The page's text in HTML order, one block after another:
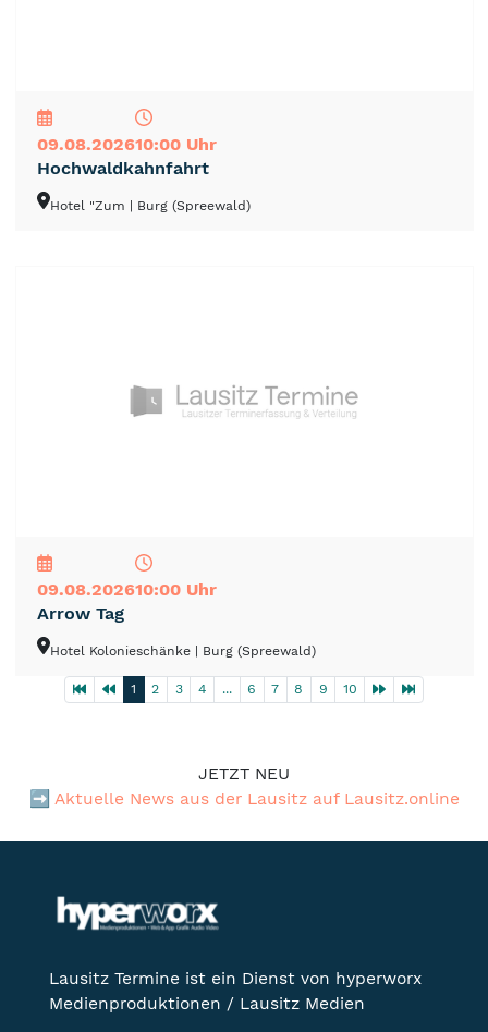
09.08.202610:00 Uhr
Hochwaldkahnfahrt
Hotel "Zum | Burg (Spreewald)
09.08.202610:00 Uhr
Arrow Tag
Hotel Kolonieschänke | Burg (Spreewald)
1 2 3 4 ... 6 7 8 9 10
JETZT NEU
➡️ Aktuelle News aus der Lausitz auf Lausitz.online
Lausitz Termine ist ein Dienst von hyperworx
Medienproduktionen / Lausitz Medien